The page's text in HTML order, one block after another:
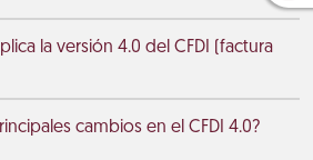
la versión 4.0 del CFDI (factura
cambios en el CFDI 4.0?